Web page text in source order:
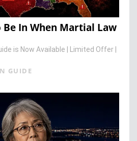
Be In When Martial Law
is Now Available | Limited Offer |
GUIDE